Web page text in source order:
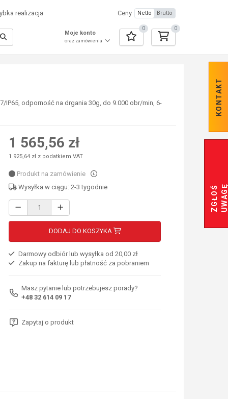
realizacja Ceny Netto Brutto
Moje konto
oraz zamówienia
0 0
KONTAKT
Z
G
Ł
O
Ś
U
W
A
GĘ
IP65, odporność na drgania 30g, do 9.000 obr/min, 6-
1 565,56 zł
1 925,64 zł z podatkiem VAT
Produkt na zamówienie
Wysyłka w ciągu: 2-3 tygodnie
DODAJ DO KOSZYKA
Darmowy odbiór lub wysyłka od 20,00 zł
Zakup na fakturę lub płatność za pobraniem
Masz pytanie lub potrzebujesz porady?
+48 32 614 09 17
Zapytaj o produkt